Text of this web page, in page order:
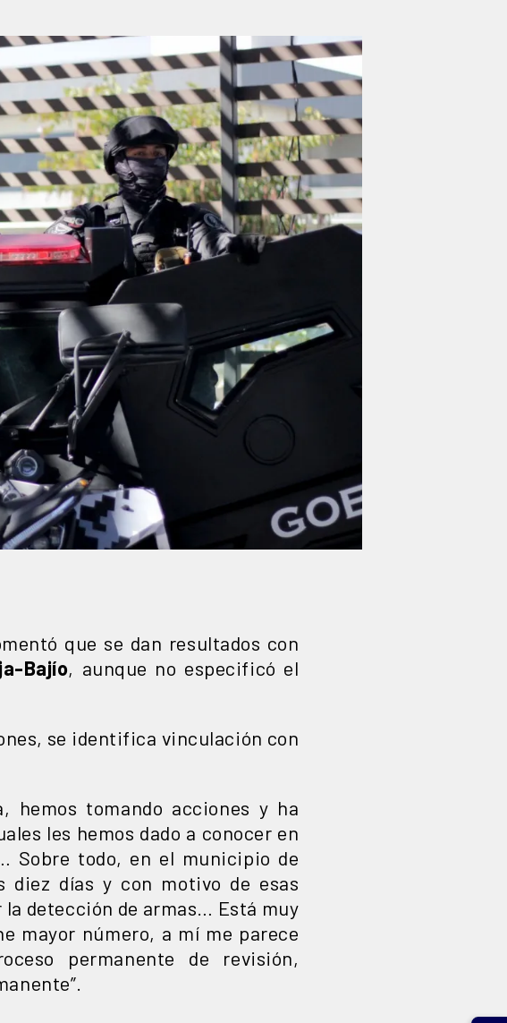
que se dan resultados con
Bajío, aunque no especificó el
se identifica vinculación con
hemos tomando acciones y ha
les hemos dado a conocer en
Sobre todo, en el municipio de
diez días y con motivo de esas
la detección de armas… Está muy
mayor número, a mí me parece
permanente de revisión,